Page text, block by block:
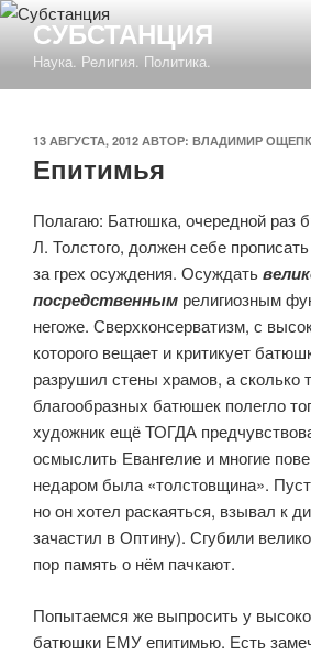
Перейти
содержимому
СУБСТАНЦИЯ
Наука. Религия. Политика.
ОПУБЛИКОВАНО
13 АВГУСТА, 2012 АВТОР: ВЛАДИМИР
Епитимья
Полагаю: Батюшка, очередной раз
Л. Толстого, должен себе
за грех осуждения. Осуждать
посредственным религиозным
негоже. Сверхконсерватизм, с
которого вещает и критикует
разрушил стены храмов, а сколько
благообразных батюшек полегло
художник ещё ТОГДА
осмыслить Евангелие и многие
недаром была «толстовщина».
но он хотел раскаяться, взывал к
зачастил в Оптину). Сгубили
пор память о нём пачкают.
Попытаемся же выпросить у
батюшки ЕМУ епитимью. Есть